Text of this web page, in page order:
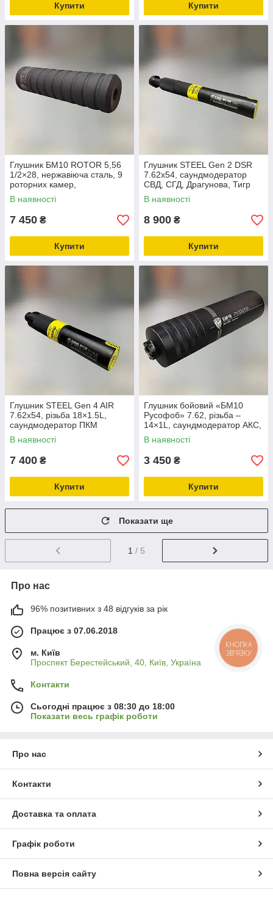
Купити Купити
Глушник БМ10 ROTOR 5,56
1/2×28, нержавіюча сталь, 9
роторних камер,
саундмодератор AR-15
В наявності
7 450 ₴
Купити
Глушник STEEL Gen 2 DSR
7.62x54, саундмодератор
СВД, СГД, Драгунова, Тигр
(016.000.000-174)
В наявності
8 900 ₴
Купити
Глушник STEEL Gen 4 AIR
7.62x54, різьба 18×1.5L,
саундмодератор ПКМ
(089.000.000-77)
В наявності
7 400 ₴
Купити
Глушник бойовий «БМ10
Русофоб» 7.62, різьба –
14×1L, саундмодератор АКC,
РКК
В наявності
3 450 ₴
Купити
Показати ще
1 / 5
Про нас
96% позитивних з 48 відгуків за рік
Працює з 07.06.2018
м. Київ
Проспект Берестейський, 40, Київ, Україна
Контакти
Сьогодні працює з 08:30 до 18:00
Показати весь графік роботи
Про нас
Контакти
Доставка та оплата
Графік роботи
Повна версія сайту
КНОПКА
ЗВ'ЯЗКУ